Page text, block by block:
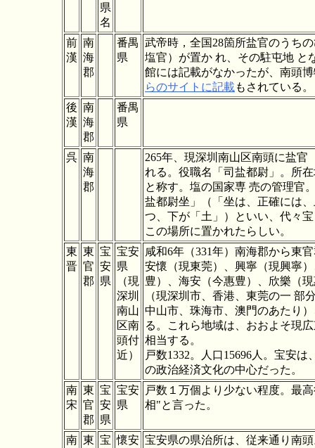
県
名
前
漢
南
海
郡
番禺
県
武帝時，全国28箇所盐官のうち
塩官）が置か れ、その駐屯地 と
館には記載がなかったが、南頭
らのサイトに記載 もされている。
後
漢
南
海
郡
番禺
県
呉 南
海
郡
265年、現深圳南山区南頭に盐官
れる。役職名「司盐都尉」。所
と称す。塩の国家専 売の管理官
盐都尉坐」（「坐は、正確には
つ、下が「土」）といい、代々
この場所に置かれたらしい。
東
晋
東
官
郡
宝
安
県
宝安
県
（現
深圳
南山
区南
頭付
近）
咸和6年（331年）南海郡から東
安懷（現東莞）
、興寧（現興寧
豊）、海安（今惠豊）、欣樂（
（現深圳市 、香港、東莞の一 部
中山市、珠海市、澳門のあたり
る。これら地域は、おおよそ現
相当する。
戸数1332。人口15696人。宝安は
の政治経済文化の中心だった。
南
宋
東
官
郡
宝
安
県
宝安
県
戸数１万個より少ない程度。最
相"と言った。
南 東 宝 懷安 宝安県の県治所は、従来通り南